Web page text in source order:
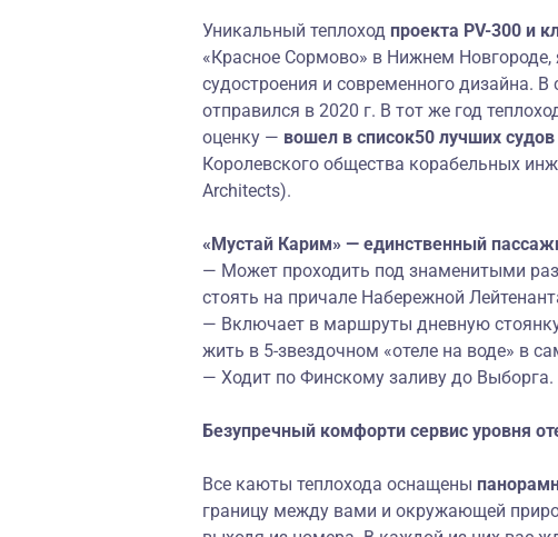
Уникальный теплоход проекта PV-300 и
«Красное Сормово» в Нижнем Новгороде,
судостроения и современного дизайна.
отправился в 2020 г. В тот же год
оценку — вошел в список50 лучших судов
Королевского общества корабельных
Architects).
«Мустай Карим» — единственный
— Может проходить под знаменитыми
стоять на причале Набережной
— Включает в маршруты дневную
жить в 5-звездочном «отеле на воде» в
— Ходит по Финскому заливу до Выборга.
Безупречный комфорти сервис уровня о
Все каюты теплохода оснащены
границу между вами и окружающей